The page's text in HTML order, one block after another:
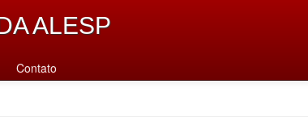
ALESP
Contato